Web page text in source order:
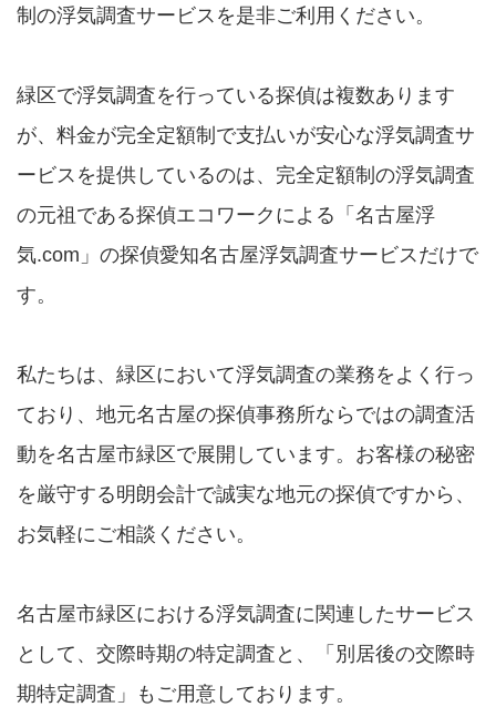
制の浮気調査サービスを是非ご利用ください。
緑区で浮気調査を行っている探偵は複数あります
が、料金が完全定額制で支払いが安心な浮気調査サ
ービスを提供しているのは、完全定額制の浮気調査
の元祖である探偵エコワークによる「名古屋浮
気.com」の探偵愛知名古屋浮気調査サービスだけで
す。
私たちは、緑区において浮気調査の業務をよく行っ
ており、地元名古屋の探偵事務所ならではの調査活
動を名古屋市緑区で展開しています。お客様の秘密
を厳守する明朗会計で誠実な地元の探偵ですから、
お気軽にご相談ください。
名古屋市緑区における浮気調査に関連したサービス
として、交際時期の特定調査と、「別居後の交際時
期特定調査」もご用意しております。